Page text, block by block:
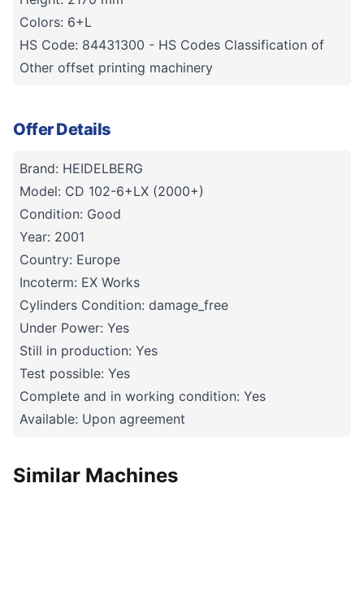
Colors: 6+L
HS Code: 84431300 - HS Codes Classification of
Other offset printing machinery
Offer Details
Brand: HEIDELBERG
Model: CD 102-6+LX (2000+)
Condition: Good
Year: 2001
Country: Europe
Incoterm: EX Works
Cylinders Condition: damage_free
Under Power: Yes
Still in production: Yes
Test possible: Yes
Complete and in working condition: Yes
Available: Upon agreement
Similar Machines